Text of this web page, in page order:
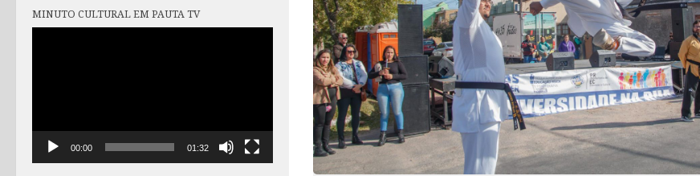
MINUTO CULTURAL EM PAUTA TV
00:00 01:32